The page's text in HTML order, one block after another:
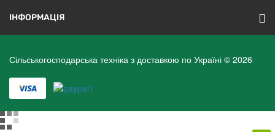
ІНФОРМАЦІЯ
Сільськогосподарська техніка з доставкою по Україні © 2026